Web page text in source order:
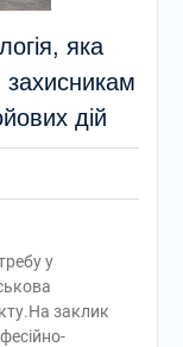
яка
дій
у
заклик